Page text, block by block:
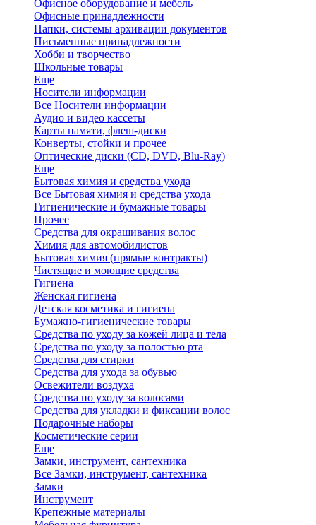
Офисное оборудование и мебель
Офисные принадлежности
Папки, системы архивации документов
Письменные принадлежности
Хобби и творчество
Школьные товары
Еще
Носители информации
Все Носители информации
Аудио и видео кассеты
Карты памяти, флеш-диски
Конверты, стойки и прочее
Оптические диски (CD, DVD, Blu-Ray)
Еще
Бытовая химия и средства ухода
Все Бытовая химия и средства ухода
Гигиенические и бумажные товары
Прочее
Средства для окрашивания волос
Химия для автомобилистов
Бытовая химия (прямые контракты)
Чистящие и моющие средства
Гигиена
Женская гигиена
Детская косметика и гигиена
Бумажно-гигиенические товары
Средства по уходу за кожей лица и тела
Средства по уходу за полостью рта
Средства для стирки
Средства для ухода за обувью
Освежители воздуха
Средства по уходу за волосами
Средства для укладки и фиксации волос
Подарочные наборы
Косметические серии
Еще
Замки, инструмент, сантехника
Все Замки, инструмент, сантехника
Замки
Инструмент
Крепежные материалы